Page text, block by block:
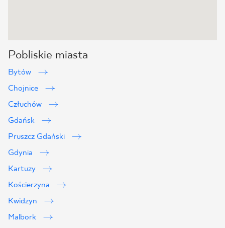
Pobliskie miasta
Bytów
Chojnice
Człuchów
Gdańsk
Pruszcz Gdański
Gdynia
Kartuzy
Kościerzyna
Kwidzyn
Malbork